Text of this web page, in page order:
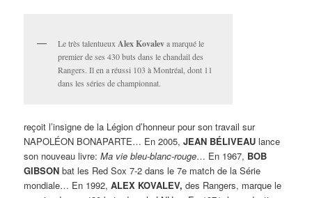
Le très talentueux Alex Kovaleva marqué le
premier de ses 430 buts dans le chandail des
Rangers. Il en a réussi 103 à Montréal, dont 11
dans les séries de championnat.
reçoit l’insigne de la Légion d’honneur pour son travail sur
NAPOLÉON BONAPARTE… En 2005,JEAN BÉLIVEAU lance
son nouveau livre:Ma vie bleu-blanc-rouge… En 1967, BOB
GIBSON bat les Red Sox 7-2 dans le 7e match de la Série
mondiale… En 1992,ALEX KOVALEV, des Rangers, marque le